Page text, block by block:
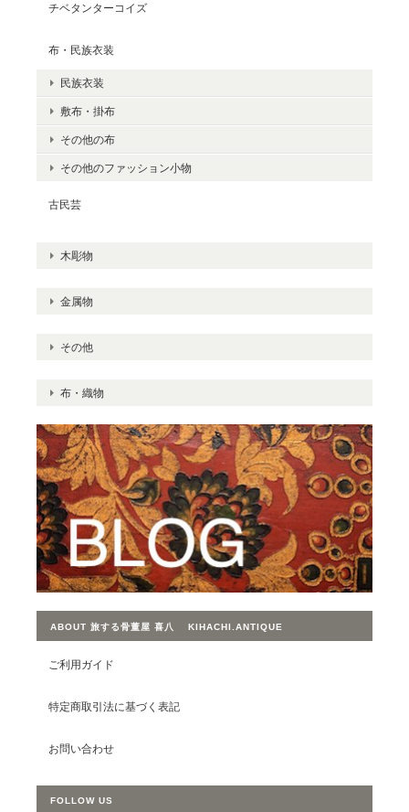
チベタンターコイズ
布・民族衣装
民族衣装
敷布・掛布
その他の布
その他のファッション小物
古民芸
木彫物
金属物
その他
布・織物
ABOUT 旅する骨董屋 喜八 KIHACHI.ANTIQUE
ご利用ガイド
特定商取引法に基づく表記
お問い合わせ
FOLLOW US